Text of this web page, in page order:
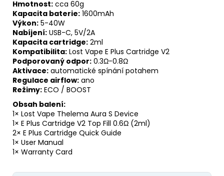
Hmotnost: cca 60g
Kapacita baterie: 1600mAh
Výkon: 5-40W
Nabíjení: USB-C, 5V/2A
Kapacita cartridge: 2ml
Kompatibilita: Lost Vape E Plus Cartridge V2
Podporovaný odpor: 0.3Ω-0.8Ω
Aktivace: automatické spínání potahem
Regulace airflow: ano
Režimy: ECO / BOOST
Obsah balení:
1× Lost Vape Thelema Aura S Device
1× E Plus Cartridge V2 Top Fill 0.6Ω (2ml)
2× E Plus Cartridge Quick Guide
1× User Manual
1× Warranty Card